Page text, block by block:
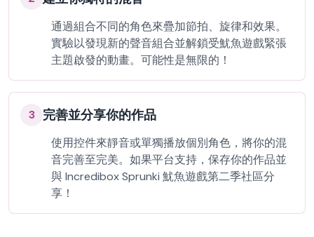
通過組合不同的角色來疊加節拍、旋律和效果。
實驗以發現新的聲音組合並解鎖受魷魚遊戲緊張
主題啟發的動畫。可能性是無限的！
3 完善並分享你的作品
使用控件來靜音或單獨播放個別角色，將你的混
音完善至完美。如果平台支持，保存你的作品並
與 Incredibox Sprunki 魷魚遊戲第二季社區分
享！